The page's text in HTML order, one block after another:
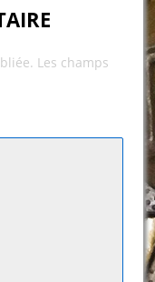
Les champs